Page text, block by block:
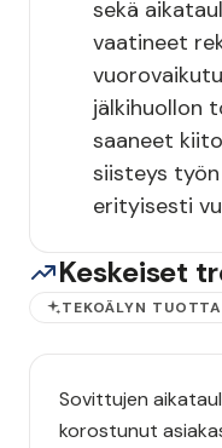
sekä
vaatineet
jälkihuollon
saaneet
siisteys
erityisesti
Keskeiset
TEKOÄLYN
Sovittujen
korostunut